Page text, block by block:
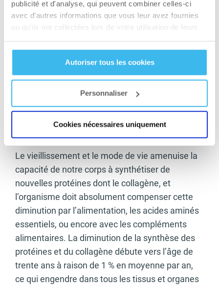
publicité et d'analyse, qui peuvent combiner celles-ci
avec d'autres informations que vous leur avez fournies
ou qu'ils ont collectées lors de votre utilisation de leurs
Autoriser tous les cookies
Personnaliser
Cookies nécessaires uniquement
fonctionnalités – il est facile de comprendre
l’importance du collagène dans le corps humain
et les fonctions vitales qu’il représente dans le
fonctionnement global de l’organisme. Le
collagène représente une armature pour les
tissus du corps humain. Sans collagène
l’organisme humain ne pourrait fonctionner, car
la plupart des organes ne pourraient être formés
de la façon dont ils le sont, et les échanges
intracorporels ne pourraient se faire.
Le vieillissement et le mode de vie amenuise la
capacité de notre corps à synthétiser de
nouvelles protéines dont le collagène, et
l’organisme doit absolument compenser cette
diminution par l’alimentation, les acides aminés
essentiels, ou encore avec les compléments
alimentaires. La diminution de la synthèse des
protéines et du collagène débute vers l’âge de
trente ans à raison de 1 % en moyenne par an,
ce qui engendre dans tous les tissus et organes